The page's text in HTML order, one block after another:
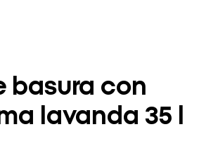
basura con
lavanda 35 l